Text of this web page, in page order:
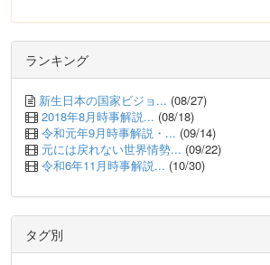
ランキング
新生日本の国家ビジョ... (08/27)
2018年8月時事解説... (08/18)
令和元年9月時事解説・... (09/14)
元には戻れない世界情勢... (09/22)
令和6年11月時事解説... (10/30)
タグ別